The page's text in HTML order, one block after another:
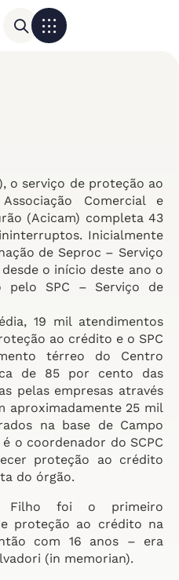
o serviço de proteção ao
Comercial e
(Acicam) completa 43
Inicialmente
de Seproc – Serviço
o início deste ano o
pelo SPC – Serviço de
19 mil atendimentos
ao crédito e o SPC
térreo do Centro
de 85 por cento das
pelas empresas através
aproximadamente 25 mil
na base de Campo
o coordenador do SCPC
proteção ao crédito
do órgão.
Filho foi o primeiro
proteção ao crédito na
com 16 anos – era
(in memorian).